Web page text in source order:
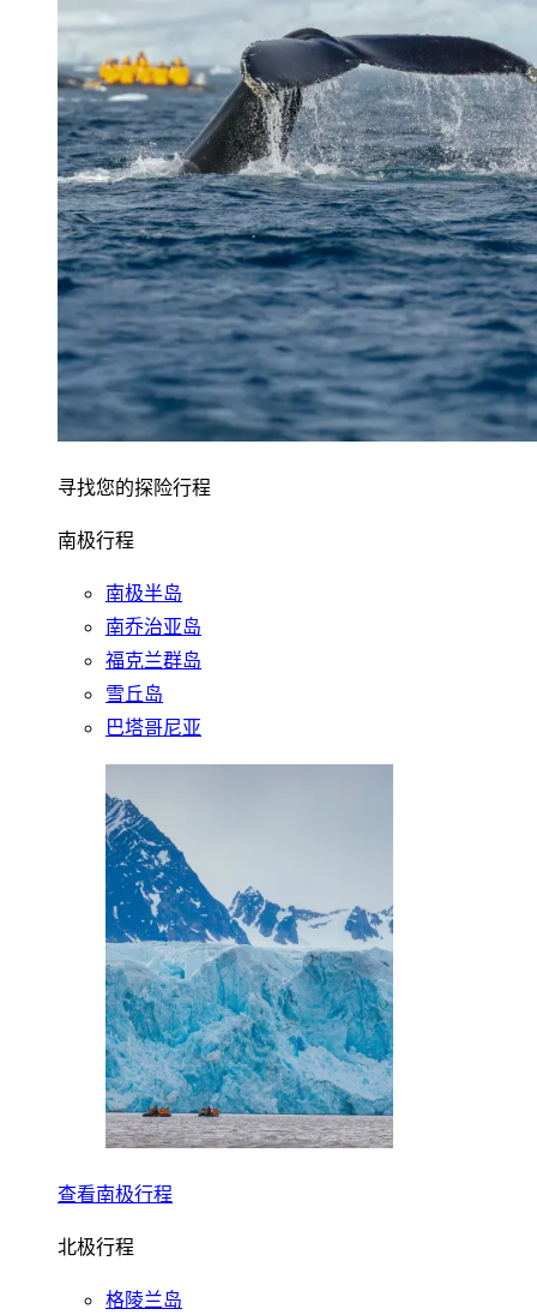
寻找您的探险行程
南极行程
南极半岛
南乔治亚岛
福克兰群岛
雪丘岛
巴塔哥尼亚
查看南极行程
北极行程
格陵兰岛